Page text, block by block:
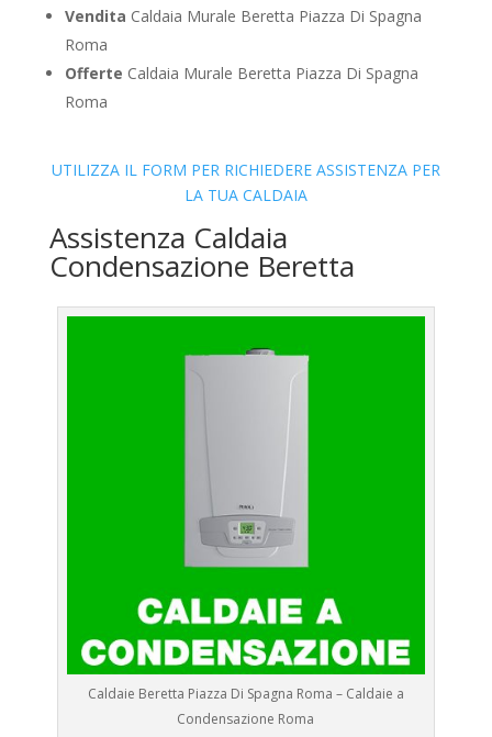
Vendita Caldaia Murale Beretta Piazza Di Spagna
Roma
Offerte Caldaia Murale Beretta Piazza Di Spagna
Roma
UTILIZZA IL FORM PER RICHIEDERE ASSISTENZA PER
LA TUA CALDAIA
Assistenza Caldaia
Condensazione Beretta
Caldaie Beretta Piazza Di Spagna Roma – Caldaie a
Condensazione Roma